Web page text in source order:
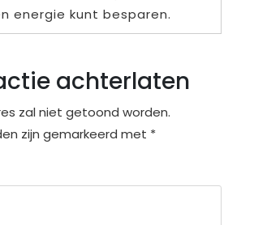
energie kunt besparen.
achterlaten
zal niet getoond worden.
zijn gemarkeerd met *